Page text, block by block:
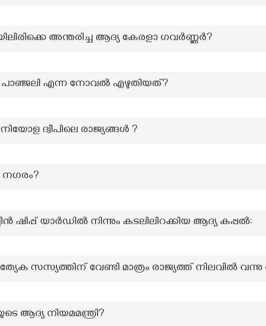
അന്തരിച്ച ആദ്യ കേരളാ ഗവർണ്ണർ?
പാഞ്ജലി എന്ന നോവൽ എഴുതിയത്?
ദ്വീപിലെ രാജ്യങ്ങൾ ?
നഗരം?
ഷിപ്പ് യാർഡിൽ നിന്നും കടലിലിറക്കിയ ആദ്യ കപ്പൽ:
സസ്യത്തിന് വേണ്ടി മാത്രം രാജ്യത്ത് നിലവിൽ വന്നു
ആദ്യ നിയമമന്ത്രി?